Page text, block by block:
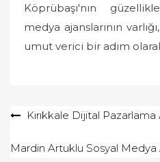
Köprübaşı'nın
medya ajanslarının
umut verici bir adım
YazıKırıkkale Dijital Pazarlama
Mardin Artuklu Sosyal Medya